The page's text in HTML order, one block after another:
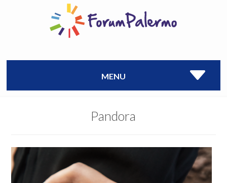
MENU
Pandora